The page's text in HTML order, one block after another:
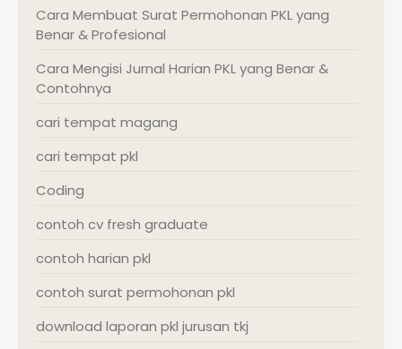
Cara Membuat Surat Permohonan PKL yang
Benar & Profesional
Cara Mengisi Jurnal Harian PKL yang Benar &
Contohnya
cari tempat magang
cari tempat pkl
Coding
contoh cv fresh graduate
contoh harian pkl
contoh surat permohonan pkl
download laporan pkl jurusan tkj